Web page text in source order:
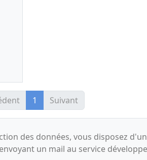
1 Suivant
des données, vous disposez
un mail au service